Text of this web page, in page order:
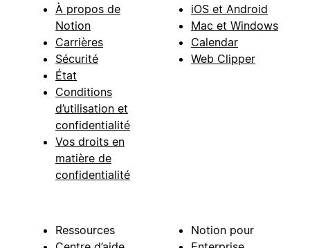
À propos de
Notion
Carrières
Sécurité
État
Conditions
d’utilisation et
confidentialité
Vos droits en
matière de
confidentialité
iOS et Android
Mac et Windows
Calendar
Web Clipper
Ressources
Notion pour